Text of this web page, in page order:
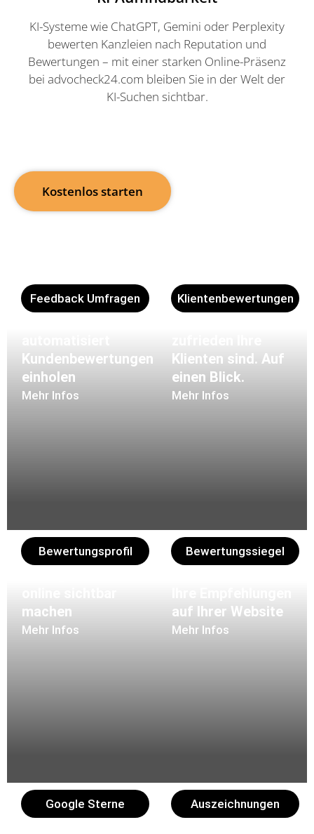
KI-Systeme wie ChatGPT, Gemini oder Perplexity
bewerten Kanzleien nach Reputation und
Bewertungen – mit einer starken Online-Präsenz
bei advocheck24.com bleiben Sie in der Welt der
KI-Suchen sichtbar.
Kostenlos starten
Feedback Umfragen
Kundenbewertungen
einholen
Mehr Infos
Klientenbewertungen
Klienten sind. Auf
einen Blick.
Mehr Infos
Bewertungsprofil
machen
Mehr Infos
Bewertungssiegel
auf Ihrer Website
Mehr Infos
Google Sterne Auszeichnungen